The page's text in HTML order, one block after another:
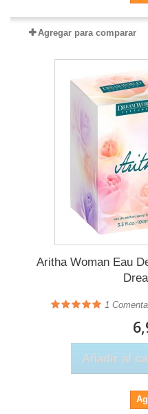
Agregar para comparar
Aritha Woman Eau
1
Añadir al